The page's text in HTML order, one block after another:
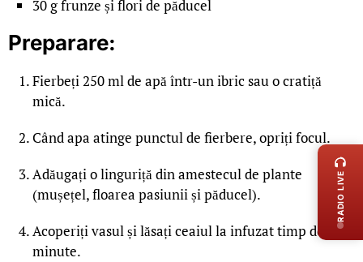
30 g frunze și flori de păducel
Preparare:
Fierbeți 250 ml de apă într-un ibric sau o cratiță
mică.
Când apa atinge punctul de fierbere, opriți focul.
Adăugați o linguriță din amestecul de plante
(mușețel, floarea pasiunii și păducel).
Acoperiți vasul și lăsați ceaiul la infuzat timp de 7-8
minute.
RADIO LIVE